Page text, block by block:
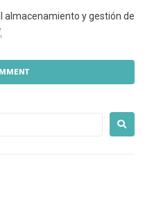
almacenamiento y gestión de